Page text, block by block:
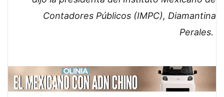
Contadores Públicos (IMPC), Diamantina
Perales.